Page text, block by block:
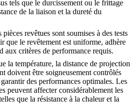
tels que le durcissement ou le frittage
de la liaison et la dureté du
pièces revêtues sont soumises à des tests
que le revêtement est uniforme, adhère
aux critères de performance requis.
la température, la distance de projection
doivent être soigneusement contrôlés
des performances optimales. Les
peuvent affecter considérablement les
que la résistance à la chaleur et la